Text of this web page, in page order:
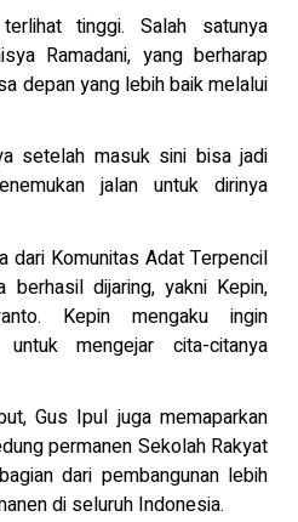
tinggi. Salah satunya
Ramadani, yang berharap
depan yang lebih baik melalui
setelah masuk sini bisa jadi
jalan untuk dirinya
dari Komunitas Adat Terpencil
berhasil dijaring, yakni Kepin,
Kepin mengaku ingin
untuk mengejar cita-citanya
Gus Ipul juga memaparkan
permanen Sekolah Rakyat
dari pembangunan lebih
di seluruh Indonesia.